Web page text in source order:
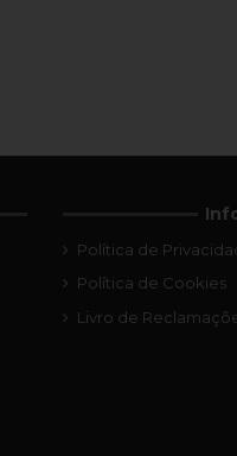
Política de
Política de Cookies
Livro de